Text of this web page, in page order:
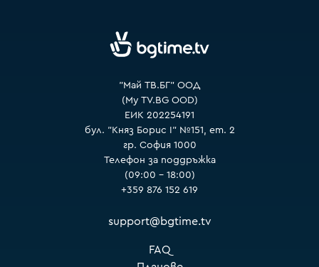
"Май ТВ.БГ" ООД
(My TV.BG OOD)
ЕИК 202254191
бул. "Княз Борис I" №151, ет. 2
гр. София 1000
Телефон за поддръжка
(09:00 – 18:00)
+359 876 152 619
support@bgtime.tv
FAQ